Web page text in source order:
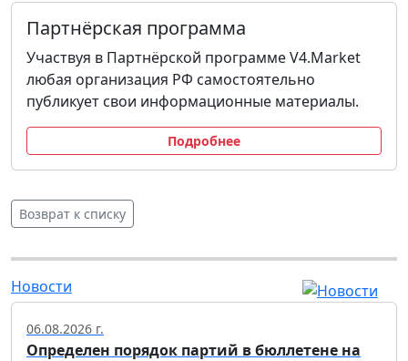
Партнёрская программа
Участвуя в Партнёрской программе V4.Market
любая организация РФ самостоятельно
публикует свои информационные материалы.
Подробнее
Возврат к списку
Новости
06.08.2026 г.
Определен порядок партий в бюллетене на